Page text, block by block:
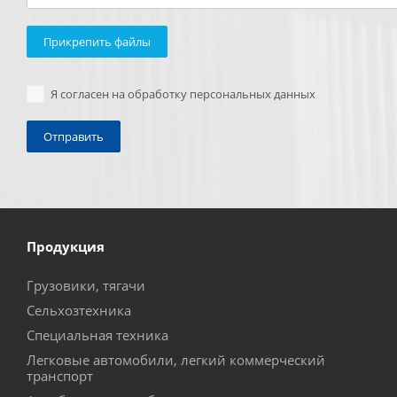
Прикрепить файлы
Я согласен на обработку персональных данных
Продукция
Грузовики, тягачи
Сельхозтехника
Специальная техника
Легковые автомобили, легкий коммерческий
транспорт